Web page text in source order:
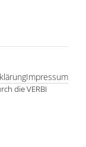
die VERBI
Impressum